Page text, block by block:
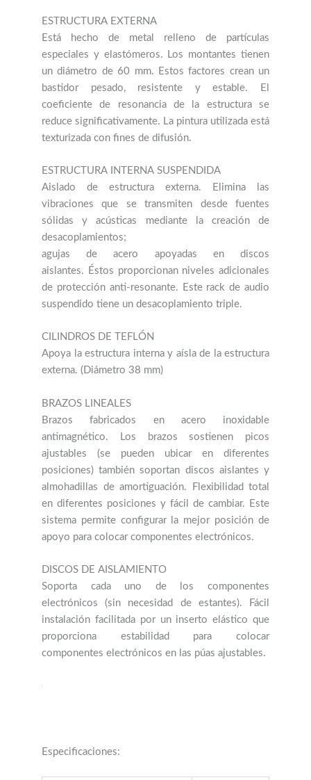
especiales y elastómeros. Los montantes tienen
un diámetro de 60 mm. Estos factores crean un
bastidor pesado, resistente y estable. El
coeficiente de resonancia de la estructura se
reduce significativamente. La pintura utilizada está
texturizada con fines de difusión.
ESTRUCTURA INTERNA SUSPENDIDA
vibraciones que se transmiten desde fuentes
sólidas y acústicas mediante la creación de
desacoplamientos;
agujas de acero apoyadas en discos
aislantes. Éstos proporcionan niveles adicionales
de protección anti-resonante. Este rack de audio
suspendido tiene un desacoplamiento triple.
CILINDROS DE TEFLÓN
externa. (Diámetro 38 mm)
BRAZOS LINEALES
antimagnético. Los brazos sostienen picos
ajustables (se pueden ubicar en diferentes
posiciones) también soportan discos aislantes y
almohadillas de amortiguación. Flexibilidad total
en diferentes posiciones y fácil de cambiar. Este
sistema permite configurar la mejor posición de
apoyo para colocar componentes electrónicos.
DISCOS DE AISLAMIENTO
electrónicos (sin necesidad de estantes). Fácil
instalación facilitada por un inserto elástico que
proporciona estabilidad para colocar
componentes electrónicos en las púas ajustables.